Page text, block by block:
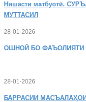
Нишасти матбуотӣ.
МУТТАСИЛ
28-01-2026
ОШНОӢ БО ФАЪОЛИЯТИ
28-01-2026
БАРРАСИИ